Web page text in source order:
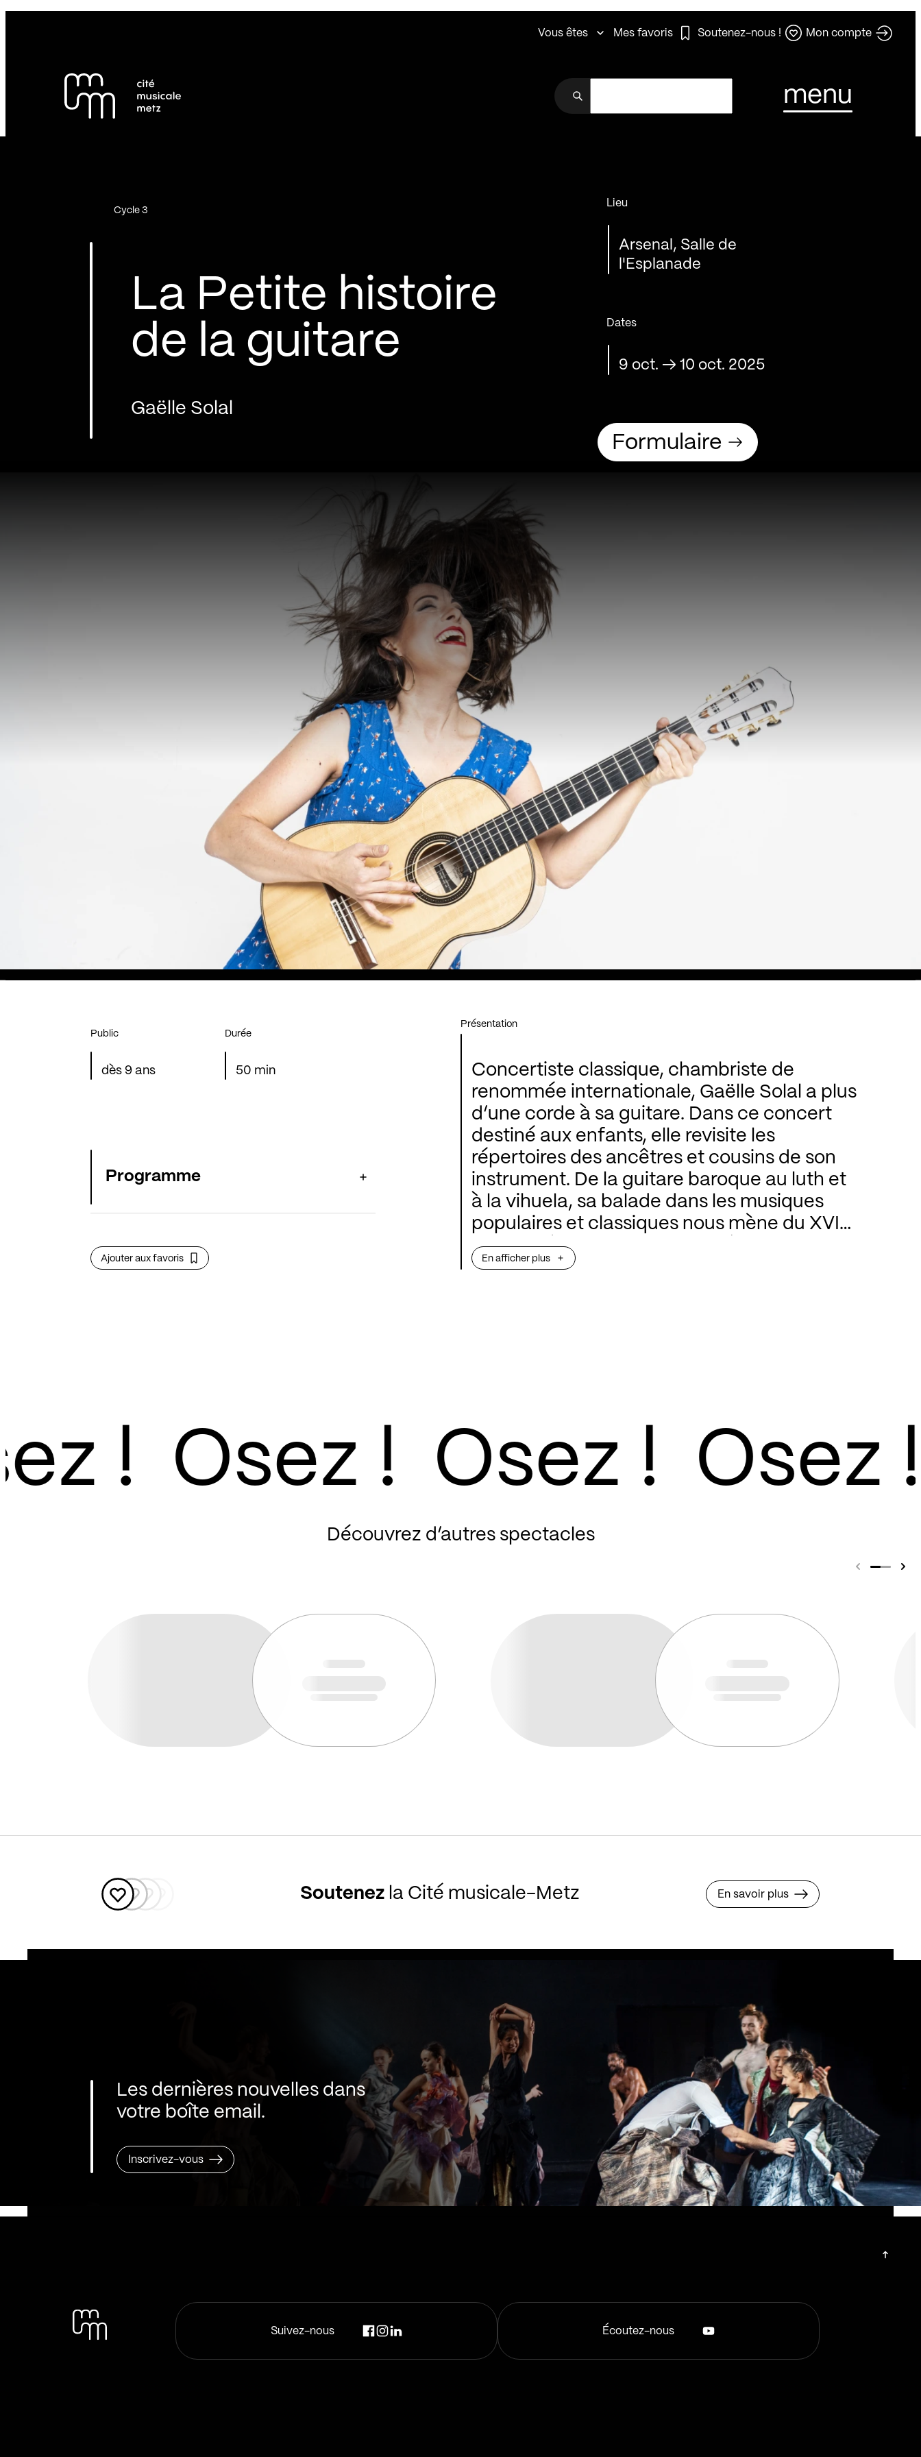
Pied de page
Vous êtes Mes favoris Soutenez-nous ! Mon compte
menu
La Petite histoire
de la guitare
Gaëlle Solal
Cycle 3
Lieu
Arsenal, Salle de
l'Esplanade
Dates
9 oct. →10 oct. 2025
Formulaire
Public
dès 9 ans
Durée
50 min
Présentation
Concertiste classique, chambriste de
renommée internationale, Gaëlle Solal a plus
d’une corde à sa guitare. Dans ce concert
destiné aux enfants, elle revisite les
répertoires des ancêtres et cousins de son
instrument. De la guitare baroque au luth et
à la vihuela, sa balade dans les musiques
populaires et classiques nous mène du XVIe
au XXe siècle et de l’Espagne à la France,
avec une incursion au Brésil. Mêlant à la
En afficher plus
Programme
Ajouter aux favoris
!
Découvrez d’autres spectacles
Soutenezla Cité musicale-Metz En savoir plus
Les dernières nouvelles dans
votre boîte email.
Inscrivez-vous
Suivez-nous Écoutez-nous